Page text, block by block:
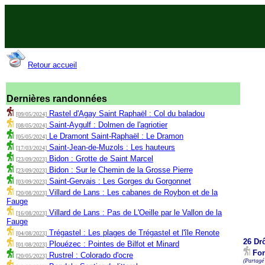
Retour accueil
Dernières randonnées
[09/05/2024] Rastel d'Agay Saint Raphaël : Col du baladou
[08/05/2024] Saint-Aygulf : Dolmen de l'agriotier
[05/05/2024] Le Dramont Saint-Raphaël : Le Dramon
[17/03/2024] Saint-Jean-de-Muzols : Les hauteurs
[23/09/2023] Bidon : Grotte de Saint Marcel
[23/09/2023] Bidon : Sur le Chemin de la Grosse Pierre
[03/09/2023] Saint-Gervais : Les Gorges du Gorgonnet
[20/08/2023] Villard de Lans : Les cabanes de Roybon et de la
Fauge
[16/08/2023] Villard de Lans : Pas de L'Oeille par le Vallon de la
Fauge
[04/08/2023] Trégastel : Les plages de Trégastel et l'île Renote
[01/08/2023] Plouézec : Pointes de Bilfot et Minard
[20/05/2023] Rustrel : Colorado d'ocre
26